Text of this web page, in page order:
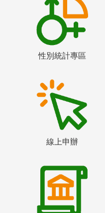
性別統計專區
線上申辦